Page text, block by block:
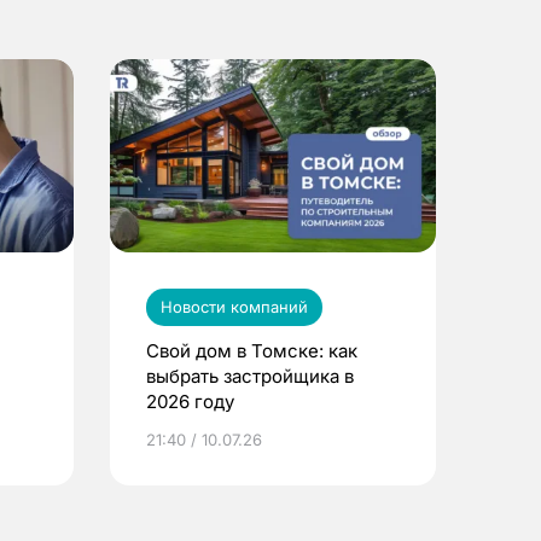
Новости компаний
Свой дом в Томске: как
выбрать застройщика в
2026 году
21:40 / 10.07.26